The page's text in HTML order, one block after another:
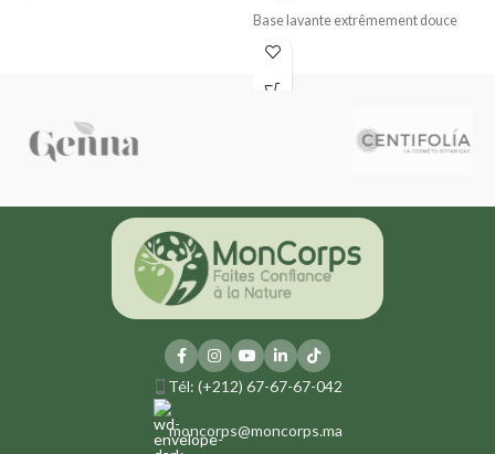
Base lavante extrêmement douce
Formulé avec un Complexe d'Argiles
Ortie française BIO
Sans sulfate*
Tél: (+212) 67-67-67-042
moncorps@moncorps.ma